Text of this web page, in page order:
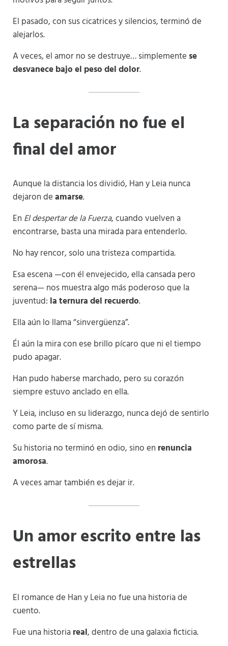
El pasado, con sus cicatrices y silencios, terminó de
alejarlos.
A veces, el amor no se destruye… simplemente se
desvanece bajo el peso del dolor.
La separación no fue el
final del amor
Aunque la distancia los dividió, Han y Leia nunca
dejaron deamarse.
En El despertar de la Fuerza, cuando vuelven a
encontrarse, basta una mirada para entenderlo.
No hay rencor, solo una tristeza compartida.
Esa escena —con él envejecido, ella cansada pero
serena— nos muestra algo más poderoso que la
juventud: la ternura del recuerdo.
Ella aún lo llama “sinvergüenza”.
Él aún la mira con ese brillo pícaro que ni el tiempo
pudo apagar.
Han pudo haberse marchado, pero su corazón
siempre estuvo anclado en ella.
Y Leia, incluso en su liderazgo, nunca dejó de sentirlo
como parte de sí misma.
Su historia no terminó en odio, sino en renuncia
amorosa.
A veces amar también es dejar ir.
Un amor escrito entre las
estrellas
El romance de Han y Leia no fue una historia de
cuento.
Fue una historiareal, dentro de una galaxia ficticia.